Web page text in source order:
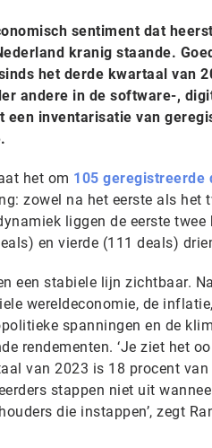
sentiment dat
kranig staande.
het derde kwartaal van
andere in de software-,
inventarisatie van
het om 105 geregistreerde
zowel na het eerste als het
liggen de eerste
en vierde (111 deals)
een stabiele lijn zichtbaar.
wereldeconomie, de
spanningen en de
rendementen. ‘Je ziet het
van 2023 is 18 procent
stappen niet uit
die instappen’, zegt